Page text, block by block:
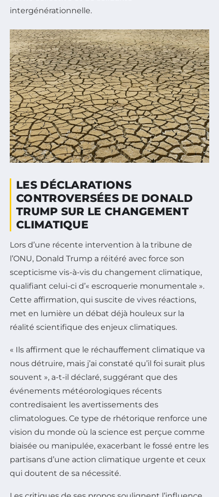
intergénérationnelle.
LES DÉCLARATIONS
CONTROVERSÉES DE DONALD
TRUMP SUR LE CHANGEMENT
CLIMATIQUE
Lors d’une récente intervention à la tribune de
l’ONU, Donald Trump a réitéré avec force son
scepticisme vis-à-vis du changement climatique,
qualifiant celui-ci d’« escroquerie monumentale ».
Cette affirmation, qui suscite de vives réactions,
met en lumière un débat déjà houleux sur la
réalité scientifique des enjeux climatiques.
« Ils affirment que le réchauffement climatique va
nous détruire, mais j’ai constaté qu’il foi surait plus
souvent », a-t-il déclaré, suggérant que des
événements météorologiques récents
contredisaient les avertissements des
climatologues. Ce type de rhétorique renforce une
vision du monde où la science est perçue comme
biaisée ou manipulée, exacerbant le fossé entre les
partisans d’une action climatique urgente et ceux
qui doutent de sa nécessité.